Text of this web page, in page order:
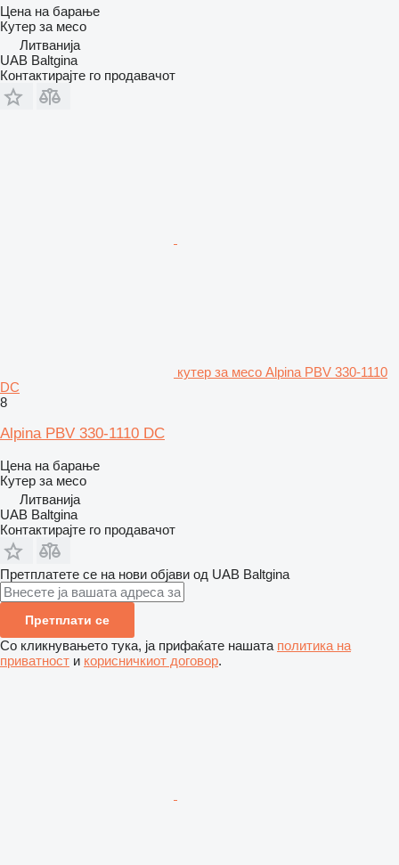
Цена на барање
Кутер за месо
Литванија
UAB Baltgina
Контактирајте го продавачот
кутер за месо Alpina PBV 330-1110
DC
8
Alpina PBV 330-1110 DC
Цена на барање
Кутер за месо
Литванија
UAB Baltgina
Контактирајте го продавачот
Претплатете се на нови објави од UAB Baltgina
Претплати се
Со кликнувањето тука, ја прифаќате нашата политика на
приватност и корисничкиот договор.